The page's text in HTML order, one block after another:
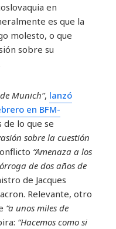
en
es que la
molesto, o que
sobre su
Munich”, lanzó
en BFM-
lo que se
sobre la cuestión
“Amenaza a los
de dos años de
de Jacques
Relevante, otro
“a unos miles de
“Hacemos como si